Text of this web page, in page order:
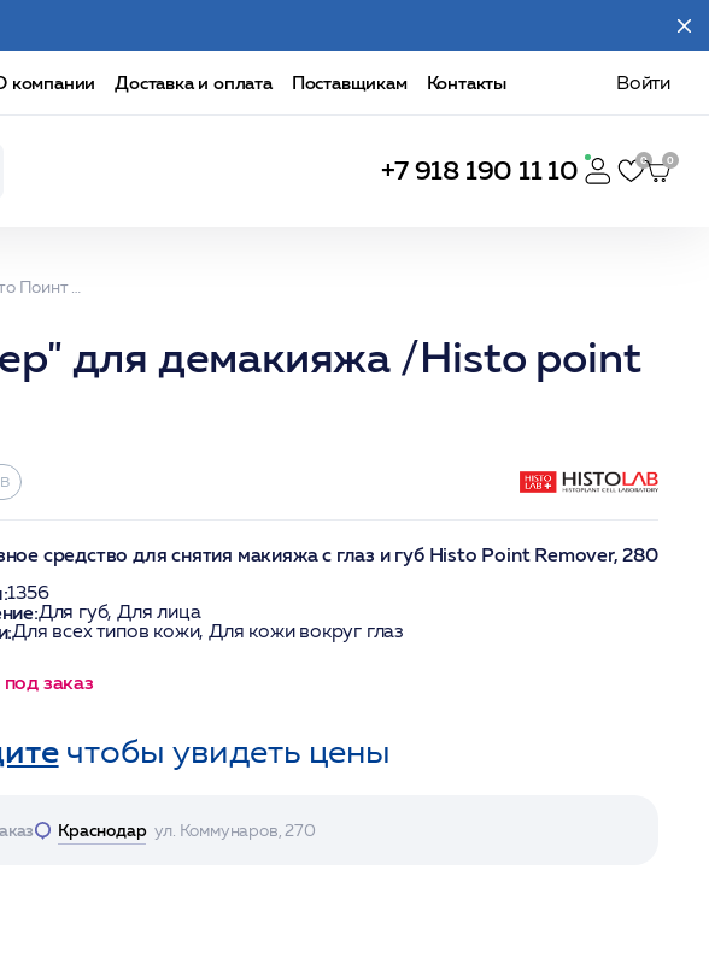
компании Доставка и оплата Поставщикам Контакты Войти
+7 918 190 11 10
для демакияжа /Histo point
средство для снятия макияжа с глаз и губ Histo Point Remover, 280
1356
Для губ, Для лица
Для всех типов кожи, Для кожи вокруг глаз
заказ
чтобы увидеть цены
Краснодар ул. Коммунаров, 270